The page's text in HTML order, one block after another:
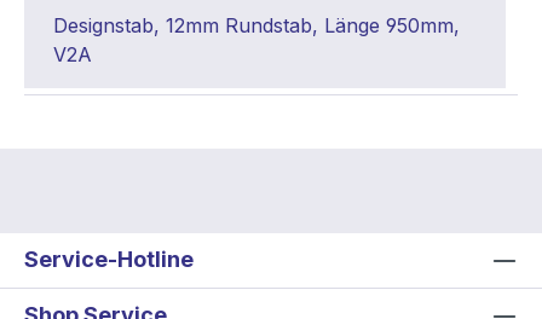
Designstab, 12mm Rundstab, Länge 950mm,
V2A
Service-Hotline